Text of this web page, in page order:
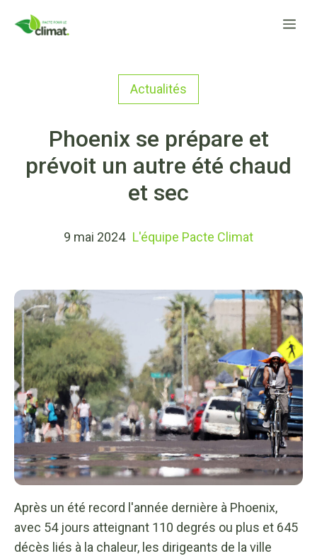
Actualités
Phoenix se prépare et
prévoit un autre été chaud
et sec
9 mai 2024 L'équipe Pacte Climat
Après un été record l'année dernière à Phoenix,
avec 54 jours atteignant 110 degrés ou plus et 645
décès liés à la chaleur, les dirigeants de la ville